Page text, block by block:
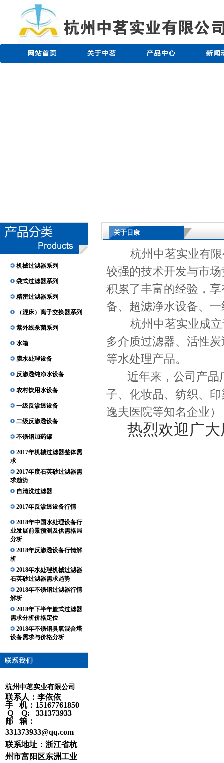
机械过滤器系列
袋式过滤器系列
精密过滤器系列
（混床）离子交换器系列
紫外线杀菌系列
水箱
膜水处理设备
反渗透纯净水设备
农村饮用水设备
一级反渗透设备
二级反渗透设备
不锈钢加药罐
2017年机械过滤器整体需
求
2017年度石英砂过滤器需
求趋势
自清洗过滤器
2017年反渗透设备行情
2018年中国水处理设备行
业发展前景预测及供需格局
分析
2018年反渗透设备行情解
析
2018年水处理机械过滤器
石英砂过滤器需求趋势
2018年不锈钢过滤器行情
解析
2018年下半年篮式过滤器
需求分析价格定位
2018年不锈钢臭氧混合塔
设备需求与价格分析
杭州中茗实业有限公司
联系人：李依依
手 机：15167761850
Q Q: 331373933
邮 箱：
331373933@qq.com
联系地址：浙江省杭
州市富阳区东洲工业
关于日康
杭州中茗实业有限
较强的技术开发与市
积累了丰富的经验，
备、超滤净水设备、
杭州中茗实业成立
多介质过滤器、活性
等水处理产品。
近年来，公司产品
子、化妆品、纺织、
逸夫医院等知名企业）
热烈欢迎广